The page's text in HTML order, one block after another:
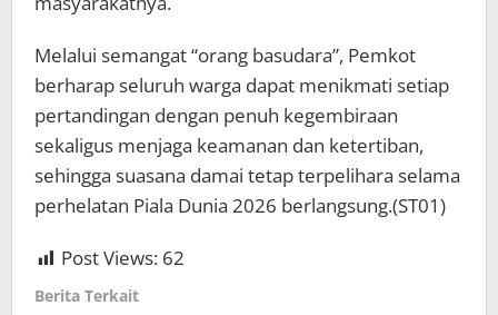
Melalui semangat “orang basudara”, Pemkot
berharap seluruh warga dapat menikmati setiap
pertandingan dengan penuh kegembiraan
sekaligus menjaga keamanan dan ketertiban,
sehingga suasana damai tetap terpelihara selama
perhelatan Piala Dunia 2026 berlangsung.(ST01)
Post Views: 62
Berita Terkait